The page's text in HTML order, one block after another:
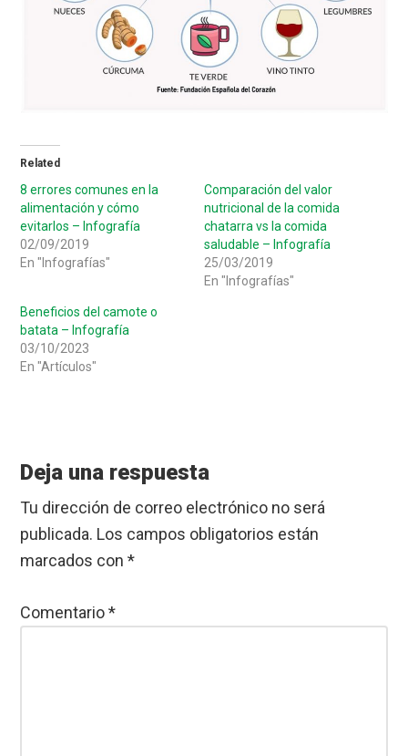
Related
8 errores comunes en la
alimentación y cómo
evitarlos – Infografía
02/09/2019
En "Infografías"
Comparación del valor
nutricional de la comida
chatarra vs la comida
saludable – Infografía
25/03/2019
En "Infografías"
Beneficios del camote o
batata – Infografía
03/10/2023
En "Artículos"
Interactions
Deja una respuesta
Tu dirección de correo electrónico no será
publicada. Los campos obligatorios están
marcados con*
Comentario*